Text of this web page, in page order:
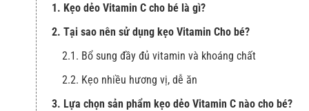
1. Kẹo dẻo Vitamin C cho bé là gì?
2. Tại sao nên sử dụng kẹo Vitamin Cho bé?
2.1. Bổ sung đầy đủ vitamin và khoáng chất
2.2. Kẹo nhiều hương vị, dễ ăn
3. Lựa chọn sản phẩm kẹo dẻo Vitamin C nào cho bé?